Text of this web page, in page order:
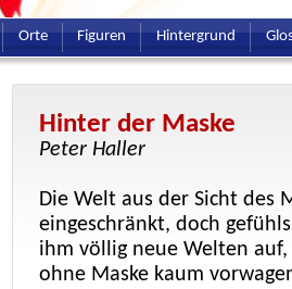
Orte Figuren Hintergrund
Hinter der Maske
Peter Haller
Die Welt aus der Sicht des
eingeschränkt, doch
ihm völlig neue Welten
ohne Maske kaum